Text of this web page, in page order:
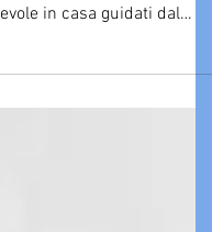
misti scaldano i
in casa guidati dal